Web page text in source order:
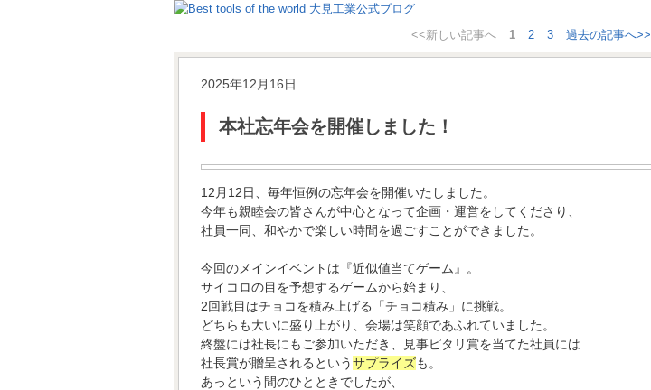
<<新しい記事へ 1 2 3 過去の記事へ>>
2025年12月16日
本社忘年会を開催しました！
12月12日、毎年恒例の忘年会を開催いたしました。
今年も親睦会の皆さんが中心となって企画・運営をしてくださり、
社員一同、和やかで楽しい時間を過ごすことができました。
今回のメインイベントは『近似値当てゲーム』。
サイコロの目を予想するゲームから始まり、
2回戦目はチョコを積み上げる「チョコ積み」に挑戦。
どちらも大いに盛り上がり、会場は笑顔であふれていました。
終盤には社長にもご参加いただき、見事ピタリ賞を当てた社員には
社長賞が贈呈されるというサプライズも。
あっという間のひとときでしたが、